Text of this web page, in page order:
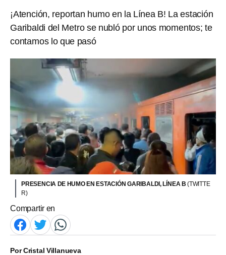
¡Atención, reportan humo en la Línea B! La estación
Garibaldi del Metro se nubló por unos momentos; te
contamos lo que pasó
PRESENCIA DE HUMO EN ESTACIÓN GARIBALDI, LÍNEA B (TWITTE
R)
Compartir en
PorCristal Villanueva